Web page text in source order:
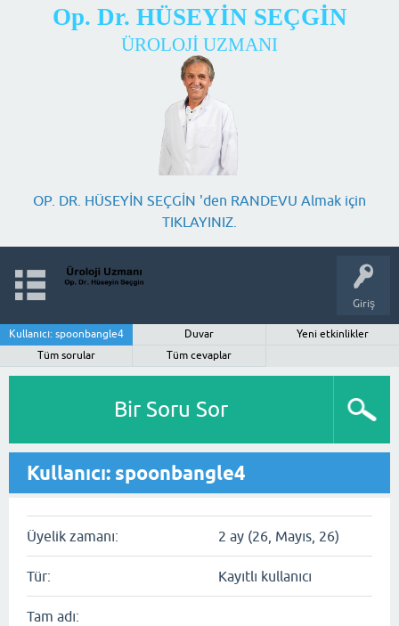
Op. Dr. HÜSEYİN SEÇGİN
ÜROLOJİ UZMANI
OP. DR. HÜSEYİN SEÇGİN 'den RANDEVU Almak için
TIKLAYINIZ.
Giriş
Kullanıcı: spoonbangle4 Duvar
Yeni etkinlikler
Tüm sorular
Tüm cevaplar
Bir Soru Sor
Kullanıcı: spoonbangle4
Üyelik zamanı: 2 ay (26, Mayıs, 26)
Tür: Kayıtlı kullanıcı
Tam adı: